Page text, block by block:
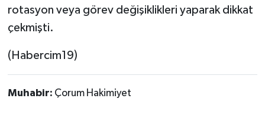
rotasyon veya görev değişiklikleri yaparak dikkat
çekmişti.
(Habercim19)
Muhabir: Çorum Hakimiyet